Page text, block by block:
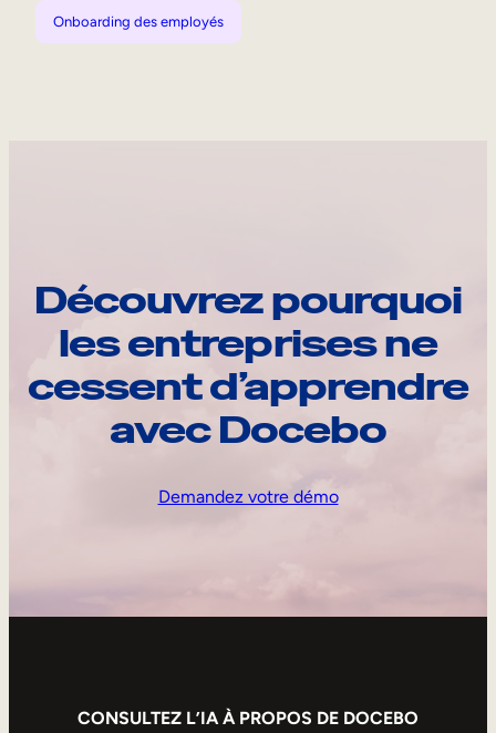
Onboarding des employés
Découvrez pourquoi
les entreprises ne
cessent d’apprendre
avec Docebo
Demandez votre démo
CONSULTEZ L’IA À PROPOS DE DOCEBO